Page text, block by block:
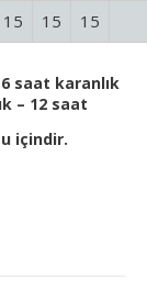
15 15 15
saat karanlık
– 12 saat
içindir.